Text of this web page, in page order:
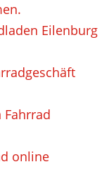
Eilenburg
Fahrrad
online